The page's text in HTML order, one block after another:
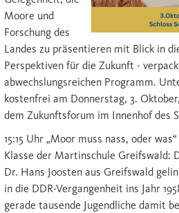
Moore und
Forschung des
Landes zu präsentieren mit Blick in
Perspektiven für die Zukunft -
abwechslungsreichen Programm.
kostenfrei am Donnerstag, 3. Oktober,
dem Zukunftsforum im Innenhof des
15:15 Uhr „Moor muss nass, oder
Klasse der Martinschule Greifswald:
Dr. Hans Joosten aus Greifswald
in die DDR-Vergangenheit ins Jahr
gerade tausende Jugendliche damit